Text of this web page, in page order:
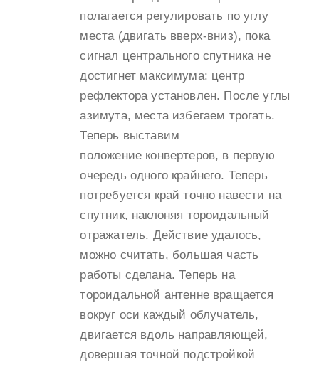
полагается регулировать по углу
места (двигать вверх-вниз), пока
сигнал центрального спутника не
достигнет максимума: центр
рефлектора установлен. После углы
азимута, места избегаем трогать.
Теперь выставим
положение конвертеров, в первую
очередь одного крайнего. Теперь
потребуется край точно навести на
спутник, наклоняя тороидальный
отражатель. Действие удалось,
можно считать, большая часть
работы сделана. Теперь на
тороидальной антенне вращается
вокруг оси каждый облучатель,
двигается вдоль направляющей,
довершая точной подстройкой